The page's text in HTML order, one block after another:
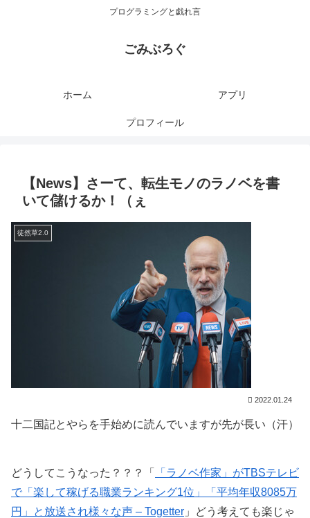
プログラミングと戯れ言
ごみぶろぐ
ホーム アプリ
プロフィール
【News】さーて、転生モノのラノベを書
いて儲けるか！（ぇ
徒然草2.0
2022.01.24
十二国記とやらを手始めに読んでいますが先が長い（汗）
どうしてこうなった？？？「
「ラノベ作家」がTBSテレビ
で「楽して稼げる職業ランキング1位」「平均年収8085万
円」と放送され様々な声 – Togetter 」どう考えても楽じゃ